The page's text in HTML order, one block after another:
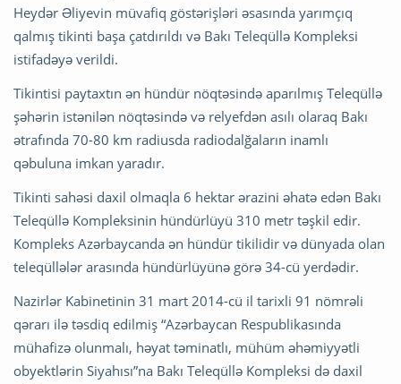
Heydər Əliyevin müvafiq göstərişləri əsasında yarımçıq
qalmış tikinti başa çatdırıldı və Bakı Teleqüllə Kompleksi
istifadəyə verildi.
Tikintisi paytaxtın ən hündür nöqtəsində aparılmış Teleqüllə
şəhərin istənilən nöqtəsində və relyefdən asılı olaraq Bakı
ətrafında 70-80 km radiusda radiodalğaların inamlı
qəbuluna imkan yaradır.
Tikinti sahəsi daxil olmaqla 6 hektar ərazini əhatə edən Bakı
Teleqüllə Kompleksinin hündürlüyü 310 metr təşkil edir.
Kompleks Azərbaycanda ən hündür tikilidir və dünyada olan
teleqüllələr arasında hündürlüyünə görə 34-cü yerdədir.
Nazirlər Kabinetinin 31 mart 2014-cü il tarixli 91 nömrəli
qərarı ilə təsdiq edilmiş “Azərbaycan Respublikasında
mühafizə olunmalı, həyat təminatlı, mühüm əhəmiyyətli
obyektlərin Siyahısı”na Bakı Teleqüllə Kompleksi də daxil